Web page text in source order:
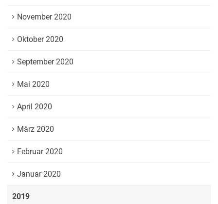
November 2020
Oktober 2020
September 2020
Mai 2020
April 2020
März 2020
Februar 2020
Januar 2020
2019